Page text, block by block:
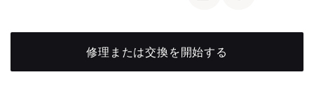
修理または交換を開始する